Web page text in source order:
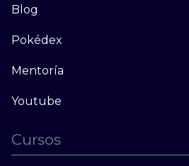
Blog
Pokédex
Mentoría
Youtube
Cursos